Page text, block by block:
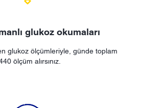
glukoz okumaları
glukoz ölçümleriyle, günde toplam
ölçüm alırsınız.